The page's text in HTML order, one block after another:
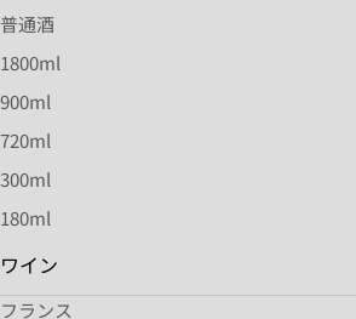
普通酒
1800ml
900ml
720ml
300ml
180ml
ワイン
フランス